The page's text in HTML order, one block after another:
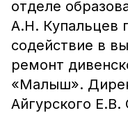
отделе
А.Н. Купальцев
содействие в
ремонт
«Малыш».
Айгурского Е.В.